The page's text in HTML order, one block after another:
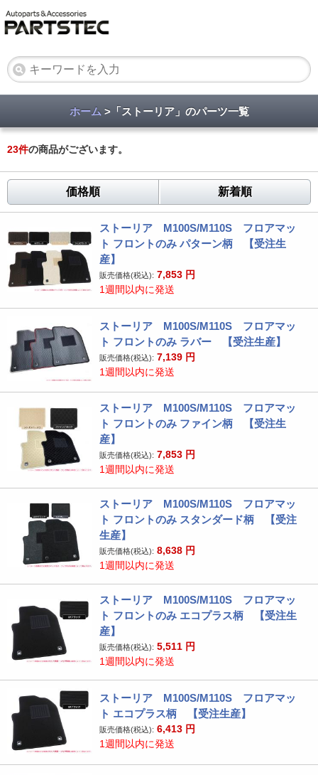
ホーム >「ストーリア」のパーツ一覧
23件の商品がございます。
価格順 新着順
ストーリア M100S/M110S フロアマッ
ト フロントのみ パターン柄 【受注生
産】
販売価格(税込): 7,853 円
1週間以内に発送
ストーリア M100S/M110S フロアマッ
ト フロントのみ ラバー 【受注生産】
販売価格(税込): 7,139 円
1週間以内に発送
ストーリア M100S/M110S フロアマッ
ト フロントのみ ファイン柄 【受注生
産】
販売価格(税込): 7,853 円
1週間以内に発送
ストーリア M100S/M110S フロアマッ
ト フロントのみ スタンダード柄 【受注
生産】
販売価格(税込): 8,638 円
1週間以内に発送
ストーリア M100S/M110S フロアマッ
ト フロントのみ エコプラス柄 【受注生
産】
販売価格(税込): 5,511 円
1週間以内に発送
ストーリア M100S/M110S フロアマッ
ト エコプラス柄 【受注生産】
販売価格(税込): 6,413 円
1週間以内に発送